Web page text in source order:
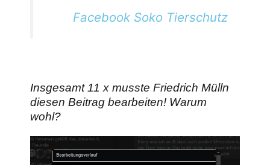
Facebook Soko Tierschutz
Insgesamt 11 x musste Friedrich Mülln
diesen Beitrag bearbeiten! Warum
wohl?